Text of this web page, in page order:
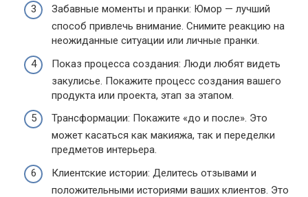
Забавные моменты и пранки: Юмор — лучший
способ привлечь внимание. Снимите реакцию на
неожиданные ситуации или личные пранки.
Показ процесса создания: Люди любят видеть
закулисье. Покажите процесс создания вашего
продукта или проекта, этап за этапом.
Трансформации: Покажите «до и после». Это
может касаться как макияжа, так и переделки
предметов интерьера.
Клиентские истории: Делитесь отзывами и
положительными историями ваших клиентов. Это